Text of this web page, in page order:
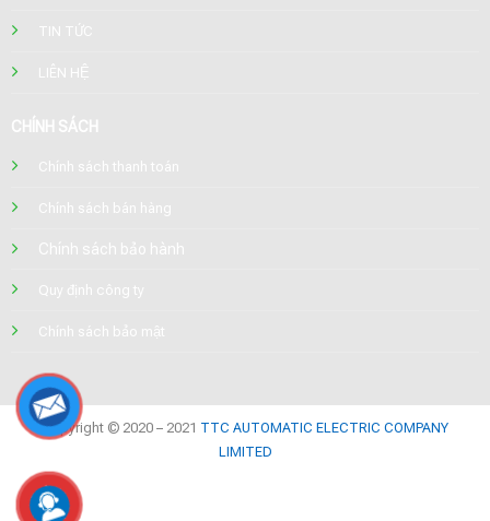
TIN TỨC
LIÊN HỆ
CHÍNH SÁCH
Chính sách thanh toán
Chính sách bán hàng
Chính sách bảo hành
Quy định công ty
Chính sách bảo mật
Copyright © 2020 – 2021 TTC AUTOMATIC ELECTRIC COMPANY
LIMITED